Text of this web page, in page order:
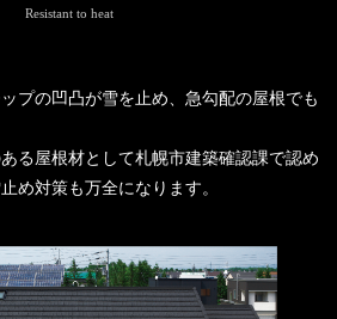
Resistant to heat
プの凹凸が雪を止め、急勾配の屋根でも
る屋根材として札幌市建築確認課で認め
め対策も万全になります。